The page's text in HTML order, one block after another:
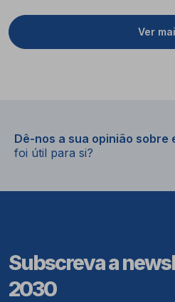
Ver
Dê-nos a sua opinião sobre
foi útil para si?
Subscreva a
2030